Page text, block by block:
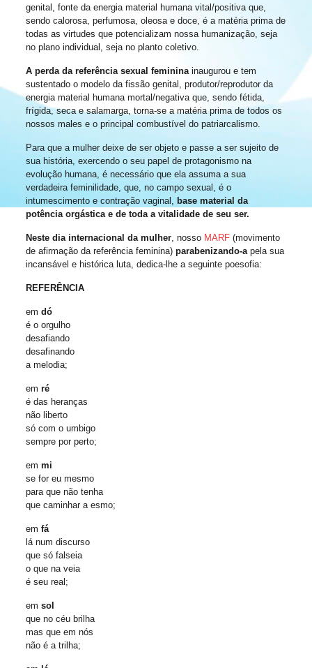
genital, fonte da energia material humana vital/positiva que,
sendo calorosa, perfumosa, oleosa e doce, é a matéria prima de
todas as virtudes que potencializam nossa humanização, seja
no plano individual, seja no planto coletivo.
A perda da referência sexual femininainaugurou e tem
sustentado o modelo da fissão genital, produtor/reprodutor da
energia material humana mortal/negativa que, sendo fétida,
frígida, seca e salamarga, torna-se a matéria prima de todos os
nossos males e o principal combustível do patriarcalismo.
Para que a mulher deixe de ser objeto e passe a ser sujeito de
sua história, exercendo o seu papel de protagonismo na
evolução humana, é necessário que ela assuma a sua
verdadeira feminilidade, que, no campo sexual, é o
intumescimento e contração vaginal, base material da
potência orgástica e de toda a vitalidade de seu ser.
Neste dia internacional da mulher, nosso MARF(movimento
de afirmação da referência feminina)parabenizando-apela sua
incansável e histórica luta, dedica-lhe a seguinte poesofia:
REFERÊNCIA
em dó
é o orgulho
desafiando
desafinando
a melodia;
em ré
é das heranças
não liberto
só com o umbigo
sempre por perto;
em mi
se for eu mesmo
para que não tenha
que caminhar a esmo;
em fá
lá num discurso
que só falseia
o que na veia
é seu real;
em sol
que no céu brilha
mas que em nós
não é a trilha;